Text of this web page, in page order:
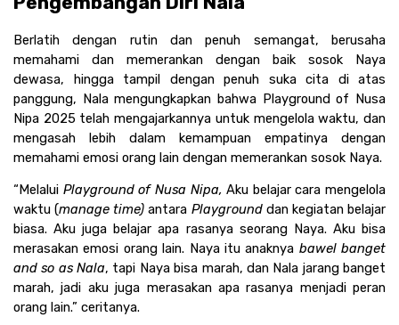
Berlatih dengan rutin dan penuh semangat, berusaha
memahami dan memerankan dengan baik sosok Naya
dewasa, hingga tampil dengan penuh suka cita di atas
panggung, Nala mengungkapkan bahwa Playground of Nusa
Nipa 2025 telah mengajarkannya untuk mengelola waktu, dan
mengasah lebih dalam kemampuan empatinya dengan
memahami emosi orang lain dengan memerankan sosok Naya.
“Melalui Playground of Nusa Nipa, Aku belajar cara mengelola
waktu (manage time) antara Playground dan kegiatan belajar
biasa. Aku juga belajar apa rasanya seorang Naya. Aku bisa
merasakan emosi orang lain. Naya itu anaknya bawel banget
and so as Nala, tapi Naya bisa marah, dan Nala jarang banget
marah, jadi aku juga merasakan apa rasanya menjadi peran
orang lain.” ceritanya.